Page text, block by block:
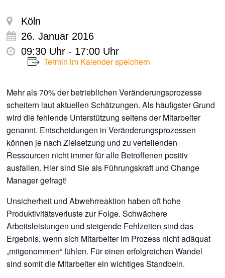
Köln
26. Januar 2016
09:30 Uhr - 17:00 Uhr
Termin im Kalender speichern
Mehr als 70% der betrieblichen Veränderungsprozesse
scheitern laut aktuellen Schätzungen. Als häufigster Grund
wird die fehlende Unterstützung seitens der Mitarbeiter
genannt. Entscheidungen in Veränderungsprozessen
können je nach Zielsetzung und zu verteilenden
Ressourcen nicht immer für alle Betroffenen positiv
ausfallen. Hier sind Sie als Führungskraft und Change
Manager gefragt!
Unsicherheit und Abwehrreaktion haben oft hohe
Produktivitätsverluste zur Folge. Schwächere
Arbeitsleistungen und steigende Fehlzeiten sind das
Ergebnis, wenn sich Mitarbeiter im Prozess nicht adäquat
„mitgenommen“ fühlen. Für einen erfolgreichen Wandel
sind somit die Mitarbeiter ein wichtiges Standbein.